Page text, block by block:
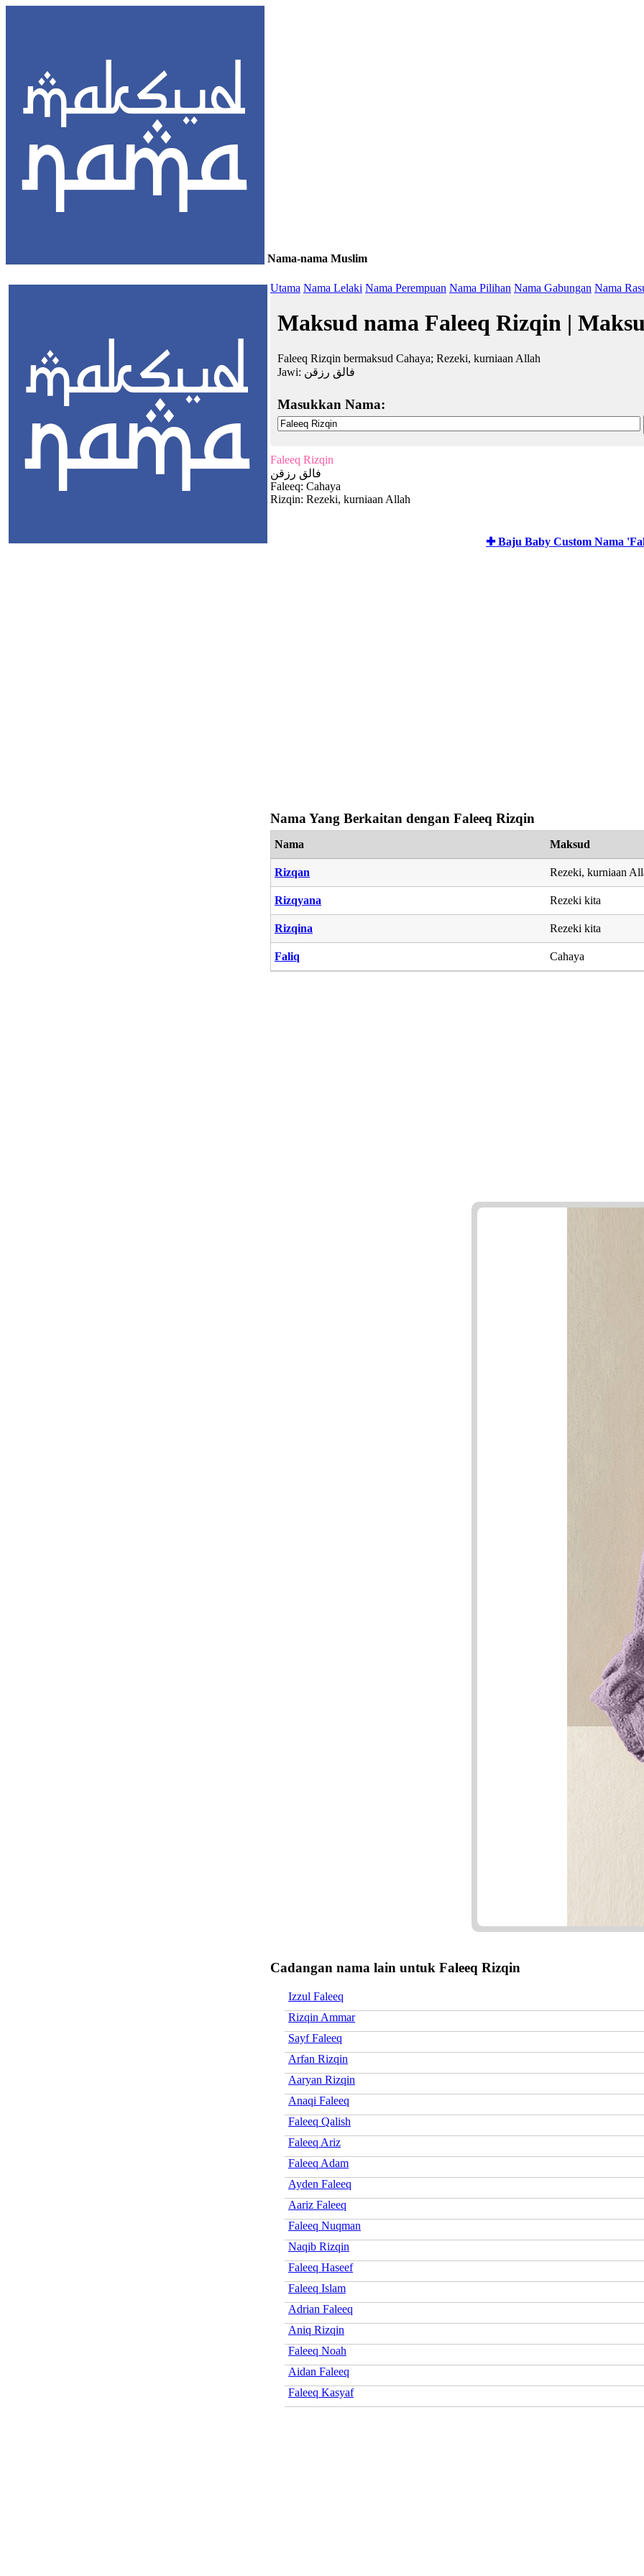
Nama-nama Muslim
Utama Nama Lelaki Nama Perempuan Nama Pilihan Nama Gabungan Nama
Maksud nama Faleeq Rizqin |
Faleeq Rizqin bermaksud Cahaya; Rezeki, kurniaan Allah
Jawi: فالق رزقن
Masukkan Nama:
Faleeq Rizqin
فالق رزقن
Faleeq: Cahaya
Rizqin: Rezeki, kurniaan Allah
✚ Baju Baby Custom Nama
Nama Yang Berkaitan dengan Faleeq Rizqin
Nama Maksud
Rizqan Rezeki, kurniaan
Rizqyana Rezeki kita
Rizqina Rezeki kita
Faliq Cahaya
Cadangan nama lain untuk Faleeq Rizqin
Izzul Faleeq
Rizqin Ammar
Sayf Faleeq
Arfan Rizqin
Aaryan Rizqin
Anaqi Faleeq
Faleeq Qalish
Faleeq Ariz
Faleeq Adam
Ayden Faleeq
Aariz Faleeq
Faleeq Nuqman
Naqib Rizqin
Faleeq Haseef
Faleeq Islam
Adrian Faleeq
Aniq Rizqin
Faleeq Noah
Aidan Faleeq
Faleeq Kasyaf